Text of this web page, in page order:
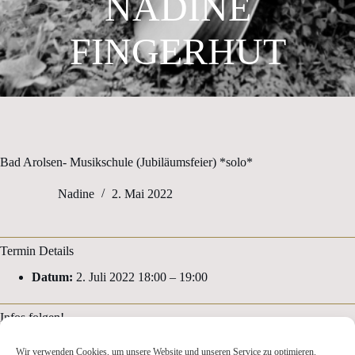
Wir verwenden Cookies, um unsere Website und unseren Service zu optimieren.
FINGERHUT
Bad Arolsen- Musikschule (Jubiläumsfeier) *solo*
Nadine 2. Mai 2022
Termin Details
Datum: 2. Juli 2022 18:00 – 19:00
Infos folgen!